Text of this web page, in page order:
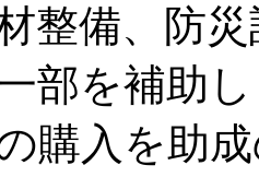
整備、防
部を補助
購入を助